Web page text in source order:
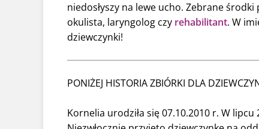
niedosłyszy na lewe ucho. Zebrane środki
okulista, laryngolog czy rehabilitant. W
dziewczynki!
PONIŻEJ HISTORIA ZBIÓRKI DLA
Kornelia urodziła się 07.10.2010 r. W